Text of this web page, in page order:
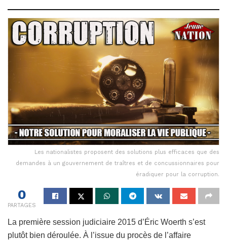
Les nationalistes proposent des solutions plus efficaces que des
demandes à un gouvernement de traîtres et de concussionnaires pour
éradiquer pour la corruption.
0
PARTAGES
La première session judiciaire 2015 d’Éric Woerth s’est
plutôt bien déroulée. À l’issue du procès de l’affaire